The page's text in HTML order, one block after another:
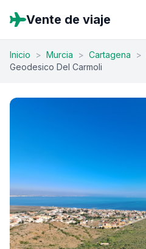
Vente de viaje
Inicio > Murcia > Cartagena >
Geodesico Del Carmoli